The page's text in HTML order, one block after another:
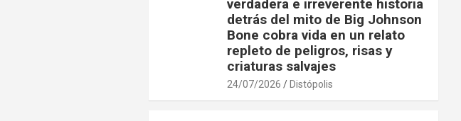
verdadera e irreverente historia
detrás del mito de Big Johnson
Bone cobra vida en un relato
repleto de peligros, risas y
criaturas salvajes
24/07/2026 Distópolis